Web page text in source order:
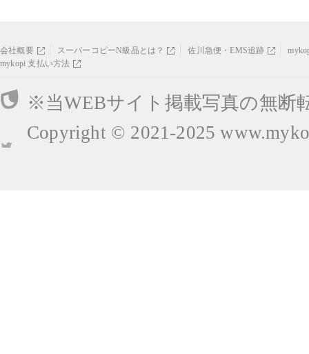
会社概要 スーパーコピーN級品とは？ 佐川急便・EMS追跡
mykopi 支払い方法
※当WEBサイト掲載写真の無断
Copyright © 2021-2025